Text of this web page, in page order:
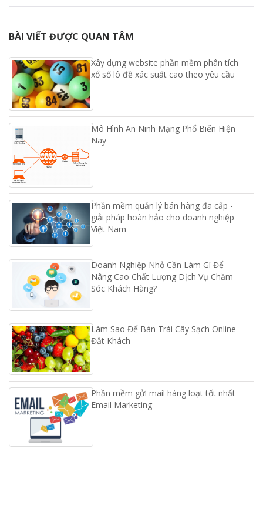
BÀI VIẾT ĐƯỢC QUAN TÂM
Xây dựng website phần mềm phân tích
xổ số lô đề xác suất cao theo yêu cầu
Mô Hình An Ninh Mạng Phổ Biến Hiện
Nay
Phần mềm quản lý bán hàng đa cấp -
giải pháp hoàn hảo cho doanh nghiệp
Việt Nam
Doanh Nghiệp Nhỏ Cần Làm Gì Để
Nâng Cao Chất Lượng Dịch Vụ Chăm
Sóc Khách Hàng?
Làm Sao Để Bán Trái Cây Sạch Online
Đắt Khách
Phần mềm gửi mail hàng loạt tốt nhất –
Email Marketing